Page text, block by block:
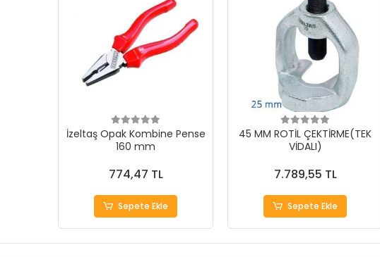
İzeltaş Opak Kombine Pense
160 mm
774,47 TL
Sepete Ekle
45 MM ROTİL ÇEKTİRME(TEK
VİDALI)
7.789,55 TL
Sepete Ekle